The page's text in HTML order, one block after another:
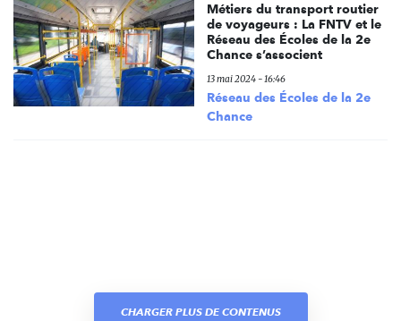
Métiers du transport routier
de voyageurs : La FNTV et le
Réseau des Écoles de la 2e
Chance s’associent
13 mai 2024 - 16:46
Réseau des Écoles de la 2e
Chance
CHARGER PLUS DE CONTENUS